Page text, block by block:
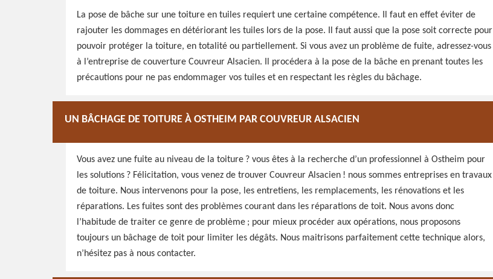
La pose de bâche sur une toiture en tuiles requiert une certaine compétence. Il faut en effet éviter de
rajouter les dommages en détériorant les tuiles lors de la pose. Il faut aussi que la pose soit correcte pour
pouvoir protéger la toiture, en totalité ou partiellement. Si vous avez un problème de fuite, adressez-vous
à l’entreprise de couverture Couvreur Alsacien. Il procédera à la pose de la bâche en prenant toutes les
précautions pour ne pas endommager vos tuiles et en respectant les règles du bâchage.
UN BÂCHAGE DE TOITURE À OSTHEIM PAR COUVREUR ALSACIEN
Vous avez une fuite au niveau de la toiture ? vous êtes à la recherche d’un professionnel à Ostheim pour
les solutions ? Félicitation, vous venez de trouver Couvreur Alsacien ! nous sommes entreprises en travaux
de toiture. Nous intervenons pour la pose, les entretiens, les remplacements, les rénovations et les
réparations. Les fuites sont des problèmes courant dans les réparations de toit. Nous avons donc
l’habitude de traiter ce genre de problème ; pour mieux procéder aux opérations, nous proposons
toujours un bâchage de toit pour limiter les dégâts. Nous maitrisons parfaitement cette technique alors,
n’hésitez pas à nous contacter.